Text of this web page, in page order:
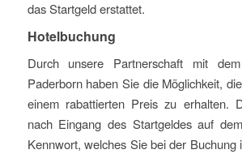
das Startgeld erstattet.
Hotelbuchung
Durch unsere Partnerschaft mit
Paderborn haben Sie die Möglichkeit,
einem rabattierten Preis zu erhalten.
nach Eingang des Startgeldes auf
Kennwort, welches Sie bei der Buchung